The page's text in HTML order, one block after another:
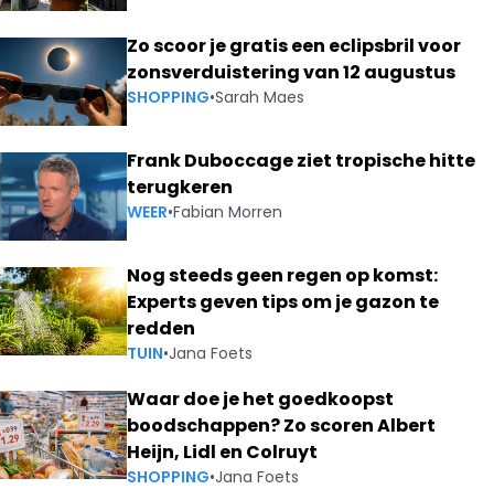
Zo scoor je gratis een eclipsbril voor
zonsverduistering van 12 augustus
SHOPPING•Sarah Maes
Frank Duboccage ziet tropische hitte
terugkeren
WEER•Fabian Morren
Nog steeds geen regen op komst:
Experts geven tips om je gazon te
redden
TUIN•Jana Foets
Waar doe je het goedkoopst
boodschappen? Zo scoren Albert
Heijn, Lidl en Colruyt
SHOPPING•Jana Foets